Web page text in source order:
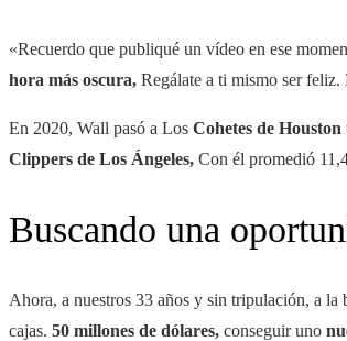
«Recuerdo que publiqué un vídeo en ese
hora más oscura, Regálate a ti mismo ser
En 2020, Wall pasó a Los Cohetes de Houston
Clippers de Los Ángeles, Con él promedió
Buscando una
Ahora, a nuestros 33 años y sin tripulación, a
cajas. 50 millones de dólares, conseguir uno